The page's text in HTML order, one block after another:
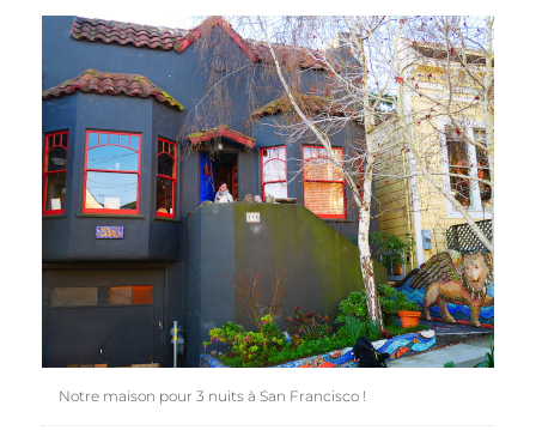
Notre maison pour 3 nuits à San Francisco !